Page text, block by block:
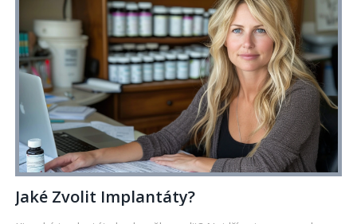
Jaké Zvolit Implantáty?